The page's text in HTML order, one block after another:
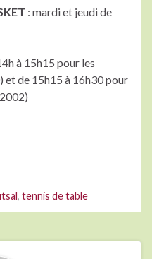
: mardi et jeudi de
à 15h15 pour les
et de 15h15 à 16h30 pour
, tennis de table